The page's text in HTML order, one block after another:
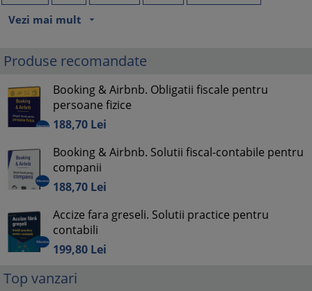
Vezi mai mult
arrow_drop_down
Produse recomandate
Booking & Airbnb. Obligatii fiscale pentru
persoane fizice
188,70 Lei
Booking & Airbnb. Solutii fiscal-contabile pentru
companii
188,70 Lei
Accize fara greseli. Solutii practice pentru
contabili
199,80 Lei
Top vanzari